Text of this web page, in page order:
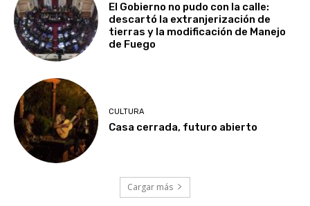
El Gobierno no pudo con la calle:
descartó la extranjerización de
tierras y la modificación de Manejo
de Fuego
CULTURA
Casa cerrada, futuro abierto
Cargar más